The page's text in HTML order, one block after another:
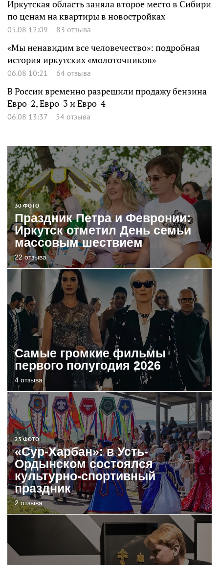
Иркутская область заняла второе место в Сибири
по ценам на квартиры в новостройках
05.08 12:09 83 отзыва
«Мы ненавидим все человечество»: подробная
история иркутских «молоточников»
06.08 10:21 64 отзыва
В России временно разрешили продажу бензина
Евро-2, Евро-3 и Евро-4
06.08 13:37 54 отзыва
30 ФОТО
Праздник Петра и Февронии:
Иркутск отметил День семьи
массовым шествием
22 отзыва
Самые громкие фильмы
первого полугодия 2026
4 отзыва
23 ФОТО
«Сур-Харбан»: в Усть-
Ордынском состоялся
культурно-спортивный
праздник
2 отзыва